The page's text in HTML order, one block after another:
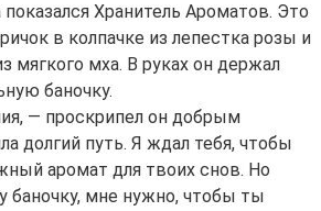
Хранитель Ароматов. Это
в колпачке из лепестка розы и
мягкого мха. В руках он держал
баночку.
— проскрипел он добрым
долгий путь. Я ждал тебя, чтобы
аромат для твоих снов. Но
баночку, мне нужно, чтобы ты